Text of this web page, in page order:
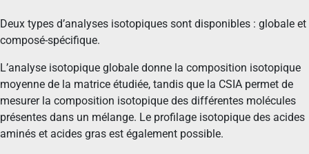
Deux types d’analyses isotopiques sont disponibles : globale et
composé-spécifique.
L’analyse isotopique globale donne la composition isotopique
moyenne de la matrice étudiée, tandis que la CSIA permet de
mesurer la composition isotopique des différentes molécules
présentes dans un mélange. Le profilage isotopique des acides
aminés et acides gras est également possible.